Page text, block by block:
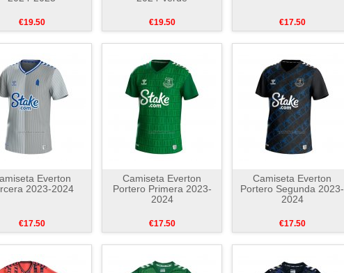
€19.50 €19.50 €17.50
Everton
2023-2024
€17.50
Camiseta Everton
Portero Primera 2023-
2024
€17.50
Camiseta Everton
Portero Segunda 2023-
2024
€17.50